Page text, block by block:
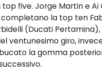
top five. Jorge Martin e
completano la top ten
(Ducati
ventunesimo giro,
la gomma